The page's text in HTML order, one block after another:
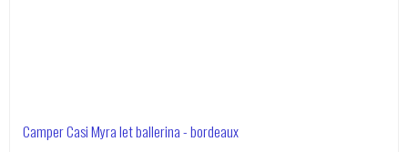
Camper Casi Myra let ballerina - bordeaux